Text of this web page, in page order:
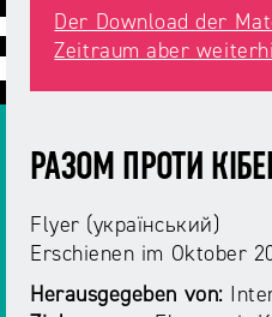
Europa
in
der
Medienregulierung
Growth
Day
und-
Klar-
Festival
Medienkarriere
Juuuport
NRWision
Förderungen
und
Rechtsgrundlagen
Berichte
Die
Der Download der
Zeitraum aber
РАЗОМ ПРОТИ
Flyer (український)
Erschienen im Oktober
Herausgegeben von: